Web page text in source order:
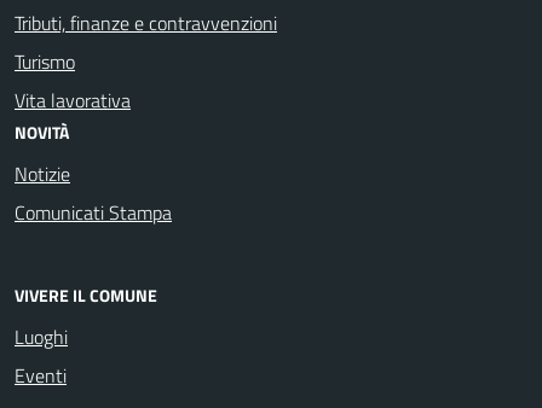
Tributi, finanze e contravvenzioni
Turismo
Vita lavorativa
NOVITÀ
Notizie
Comunicati Stampa
VIVERE IL COMUNE
Luoghi
Eventi